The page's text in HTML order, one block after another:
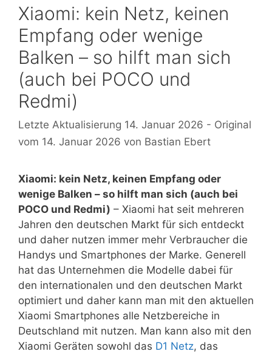
Xiaomi: kein Netz, keinen
Empfang oder wenige
Balken – so hilft man sich
(auch bei POCO und
Redmi)
14. Januar 2026
14. Januar 2026 von Bastian Ebert
Xiaomi: kein Netz, keinen Empfang oder
wenige Balken – so hilft man sich (auch bei
POCO und Redmi) – Xiaomi hat seit mehreren
Jahren den deutschen Markt für sich entdeckt
und daher nutzen immer mehr Verbraucher die
Handys und Smartphones der Marke. Generell
hat das Unternehmen die Modelle dabei für
den internationalen und den deutschen Markt
optimiert und daher kann man mit den aktuellen
Xiaomi Smartphones alle Netzbereiche in
Deutschland mit nutzen. Man kann also mit den
Xiaomi Geräten sowohl das D1 Netz, das